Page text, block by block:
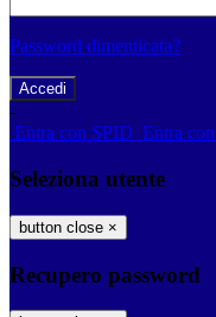
Password dimenticata?
-
Entra con SPID Entra
Seleziona utente
button close ×
Recupero password